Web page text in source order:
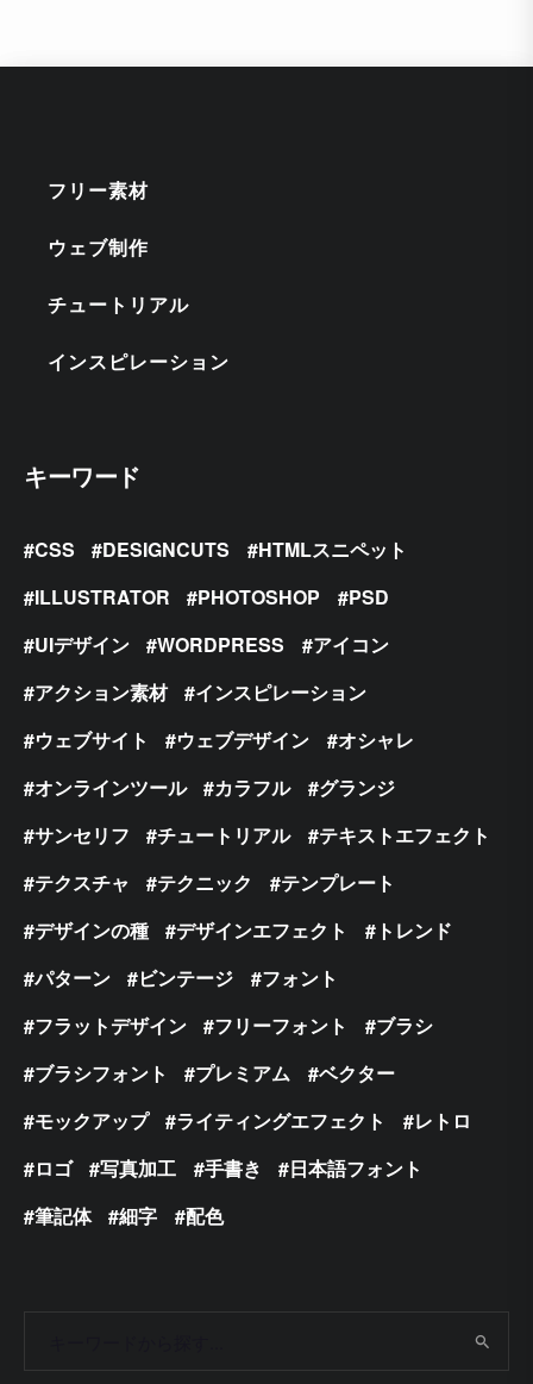
フリー素材
ウェブ制作
チュートリアル
インスピレーション
キーワード
CSS DESIGNCUTS
HTMLスニペット
ILLUSTRATOR
PHOTOSHOP
PSD
UIデザイン
WORDPRESS
アイコン
アクション素材
インスピレーション
ウェブサイト
ウェブデザイン
オシャレ
オンラインツール
カラフル
グランジ
サンセリフ
チュートリアル
テキストエフェクト
テクスチャ
テクニック
テンプレート
デザインの種
デザインエフェクト
トレンド
パターン
ビンテージ
フォント
フラットデザイン
フリーフォント
ブラシ
ブラシフォント
プレミアム
ベクター
モックアップ
ライティングエフェクト
レトロ
ロゴ
写真加工 手書き
日本語フォント
筆記体
細字 配色